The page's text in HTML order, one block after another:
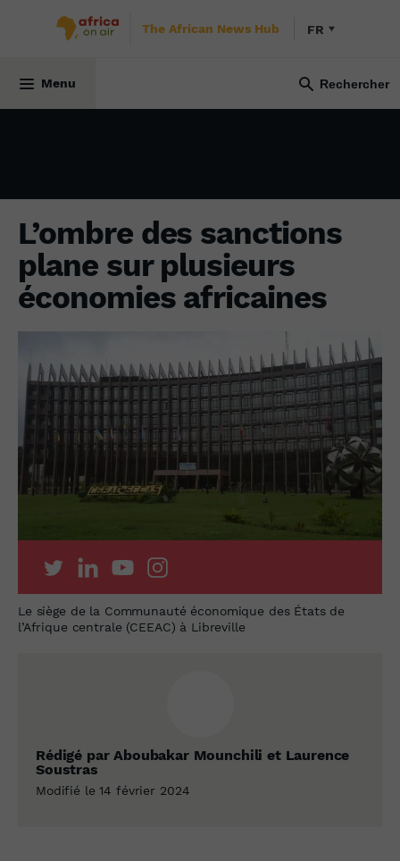
The African News Hub FR
Menu
L’ombre des sanctions
plane sur plusieurs
économies africaines
Le siège de la Communauté économique des États de
l’Afrique centrale (CEEAC) à Libreville
Rédigé par Aboubakar Mounchili et Laurence
Soustras
Modifié le 14 février 2024